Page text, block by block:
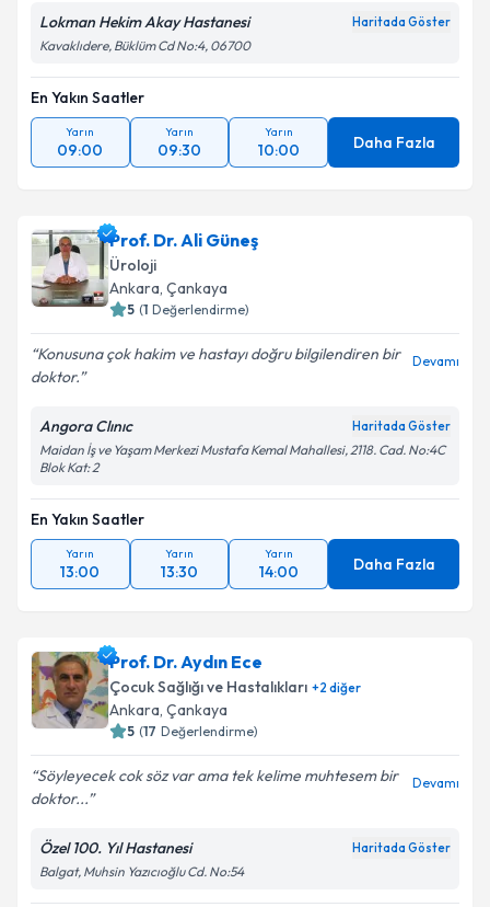
Lokman Hekim Akay Hastanesi Haritada Göster
Kavaklıdere, Büklüm Cd No:4, 06700
En Yakın Saatler
Yarın
09:00
Yarın
09:30
Yarın
10:00 Daha Fazla
Prof. Dr. Ali Güneş
Üroloji
Ankara, Çankaya
5 (1 Değerlendirme)
Konusuna çok hakim ve hastayı doğru bilgilendiren bir
doktor.
Devamı
Angora Clınıc Haritada Göster
Maidan İş ve Yaşam Merkezi Mustafa Kemal Mahallesi, 2118. Cad. No:4C
Blok Kat: 2
En Yakın Saatler
Yarın
13:00
Yarın
13:30
Yarın
14:00 Daha Fazla
Prof. Dr. Aydın Ece
Çocuk Sağlığı ve Hastalıkları +2 diğer
Ankara, Çankaya
5 (17 Değerlendirme)
Söyleyecek cok söz var ama tek kelime muhtesem bir
doktor...
Devamı
Özel 100. Yıl Hastanesi Haritada Göster
Balgat, Muhsin Yazıcıoğlu Cd. No:54